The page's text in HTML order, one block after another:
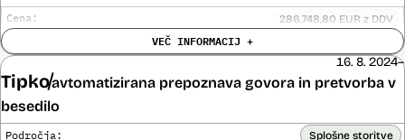
Cena: 286.748,80 EUR z DDV
Trajanje
licence:
opravljena:
Analiza učinka na osebne podatke opravljena:
Posodobljeno: 30. september 2025
VEČ INFORMACIJ +
Tipkoavtomatizirana prepoznava govora in pretvorba v
besedilo
16. 8. 2024–
Področja: Splošne storitve